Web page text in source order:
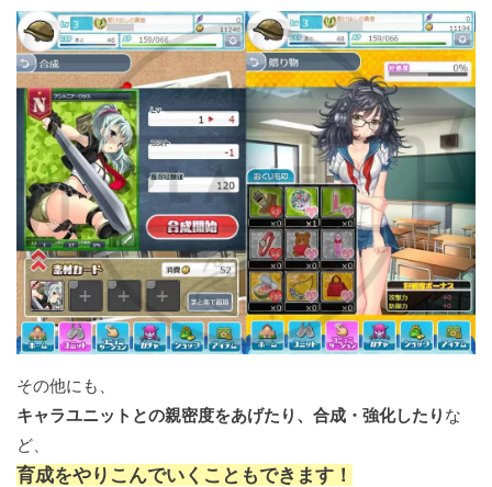
その他にも、
キャラユニットとの親密度をあげたり、合成・強化したり な
ど、
育成をやりこんでいくこともできます！